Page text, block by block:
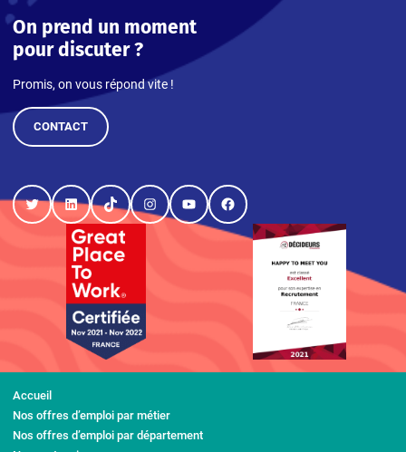
On prend un moment
pour discuter ?
Promis, on vous répond vite !
CONTACT
TwitterLinkedInTikTokInstagram
YouTubeFacebook
Accueil
Nos offres d’emploi par métier
Nos offres d’emploi par département